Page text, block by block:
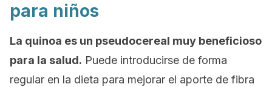
para niños
La quinoa es un pseudocereal muy beneficioso
para la salud. Puede introducirse de forma
regular en la dieta para mejorar el aporte de fibra